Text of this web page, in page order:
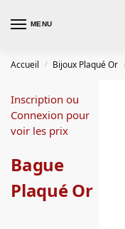
MENU
Accueil / Bijoux Plaqué Or /
Inscription ou
Connexion pour
voir les prix
Bague
Plaqué Or